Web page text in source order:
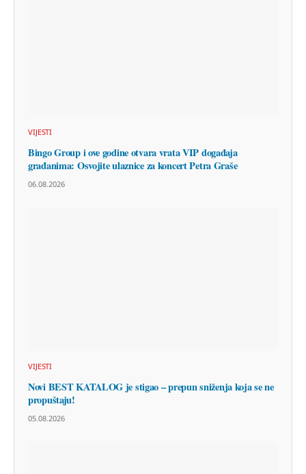
VIJESTI
Bingo Group i ove godine otvara vrata VIP događaja
građanima: Osvojite ulaznice za koncert Petra Graše
06.08.2026
VIJESTI
Novi BEST KATALOG je stigao – prepun sniženja koja se ne
propuštaju!
05.08.2026